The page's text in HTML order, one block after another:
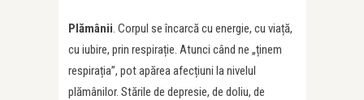
Plămânii. Corpul se încarcă cu energie, cu viață,
cu iubire, prin respirație. Atunci când ne „ținem
respirația”, pot apărea afecțiuni la nivelul
plămânilor. Stările de depresie, de doliu, de